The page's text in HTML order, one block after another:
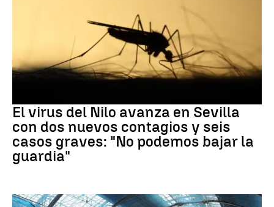
El virus del Nilo avanza en Sevilla
con dos nuevos contagios y seis
casos graves: "No podemos bajar la
guardia"